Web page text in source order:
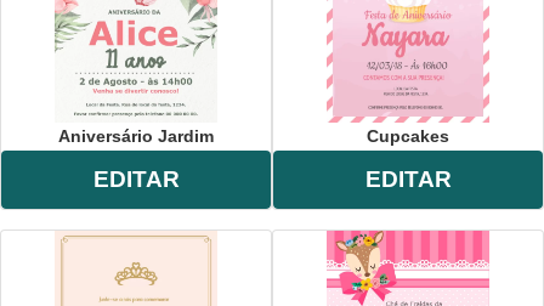
Aniversário Jardim
EDITAR
Cupcakes
EDITAR